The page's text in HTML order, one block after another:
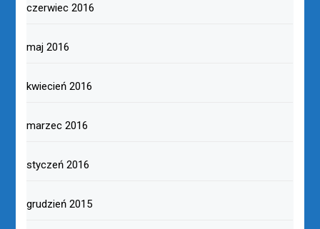
czerwiec 2016
maj 2016
kwiecień 2016
marzec 2016
styczeń 2016
grudzień 2015